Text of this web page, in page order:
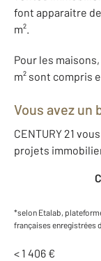
font apparaitre
m².
Pour les
m² sont compris
Vous avez un
CENTURY 21
projets
*selon Etalab,
françaises enregistrées
< 1 406 €